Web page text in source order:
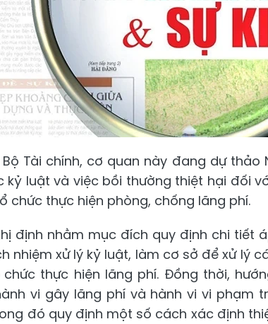
Tài chính, cơ quan này đang dự thảo
kỷ luật và việc bồi thường thiệt hại đối
chức thực hiện phòng, chống lãng phí.
định nhằm mục đích quy định chi tiết
nhiệm xử lý kỷ luật, làm cơ sở để xử lý
thực hiện lãng phí. Đồng thời,
vi gây lãng phí và hành vi vi phạm
đó quy định một số cách xác định